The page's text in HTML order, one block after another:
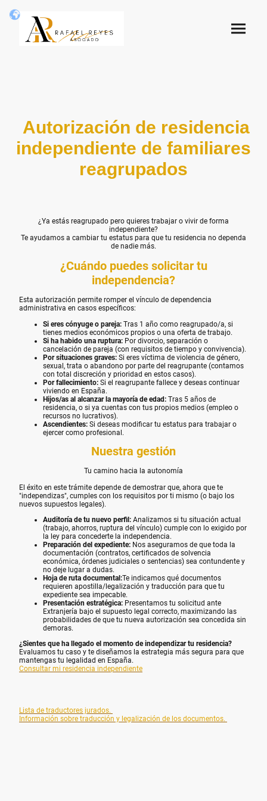
Autorización de residencia
independiente de familiares
reagrupados
¿Ya estás reagrupado pero quieres trabajar o vivir de forma
independiente?
Te ayudamos a cambiar tu estatus para que tu residencia no dependa
de nadie más.
¿Cuándo puedes solicitar tu
independencia?
Esta autorización permite romper el vínculo de dependencia
administrativa en casos específicos:
Si eres cónyuge o pareja: Tras 1 año como reagrupado/a, si
tienes medios económicos propios o una oferta de trabajo.
Si ha habido una ruptura: Por divorcio, separación o
cancelación de pareja (con requisitos de tiempo y convivencia).
Por situaciones graves: Si eres víctima de violencia de género,
sexual, trata o abandono por parte del reagrupante (contamos
con total discreción y prioridad en estos casos).
Por fallecimiento: Si el reagrupante fallece y deseas continuar
viviendo en España.
Hijos/as al alcanzar la mayoría de edad: Tras 5 años de
residencia, o si ya cuentas con tus propios medios (empleo o
recursos no lucrativos).
Ascendientes: Si deseas modificar tu estatus para trabajar o
ejercer como profesional.
Nuestra gestión
Tu camino hacia la autonomía
El éxito en este trámite depende de demostrar que, ahora que te
"independizas", cumples con los requisitos por ti mismo (o bajo los
nuevos supuestos legales).
Auditoría de tu nuevo perfil: Analizamos si tu situación actual
(trabajo, ahorros, ruptura del vínculo) cumple con lo exigido por
la ley para concederte la independencia.
Preparación del expediente: Nos aseguramos de que toda la
documentación (contratos, certificados de solvencia
económica, órdenes judiciales o sentencias) sea contundente y
no deje lugar a dudas.
Hoja de ruta documental:Te indicamos qué documentos
requieren apostilla/legalización y traducción para que tu
expediente sea impecable.
Presentación estratégica: Presentamos tu solicitud ante
Extranjería bajo el supuesto legal correcto, maximizando las
probabilidades de que tu nueva autorización sea concedida sin
demoras.
¿Sientes que ha llegado el momento de independizar tu residencia?
Evaluamos tu caso y te diseñamos la estrategia más segura para que
mantengas tu legalidad en España.
Consultar mi residencia independiente
Lista de traductores jurados.
Información sobre traducción y legalización de los documentos.